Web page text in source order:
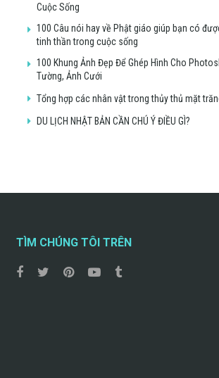
Cuộc Sống
100 Câu nói hay về Phật giáo giúp bạn có
tinh thần trong cuộc sống
100 Khung Ảnh Đẹp Để Ghép Hình Cho
Tường, Ảnh Cưới
Tổng hợp các nhân vật trong thủy thủ mặt
DU LỊCH NHẬT BẢN CẦN CHÚ Ý ĐIỀU GÌ?
TÌM CHÚNG TÔI TRÊN